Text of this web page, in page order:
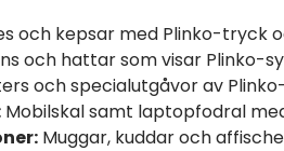
och kepsar med Plinko-tryck
och hattar som visar Plinko-
och specialutgåvor av
Mobilskal samt laptopfodral
Muggar, kuddar och